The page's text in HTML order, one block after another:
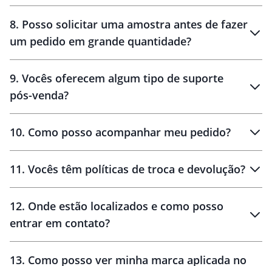
8. Posso solicitar uma amostra antes de fazer
um pedido em grande quantidade?
amostras
9. Vocês oferecem algum tipo de suporte
pós-venda?
10. Como posso acompanhar meu pedido?
11. Vocês têm políticas de troca e devolução?
30 dias
12. Onde estão localizados e como posso
entrar em contato?
13. Como posso ver minha marca aplicada no